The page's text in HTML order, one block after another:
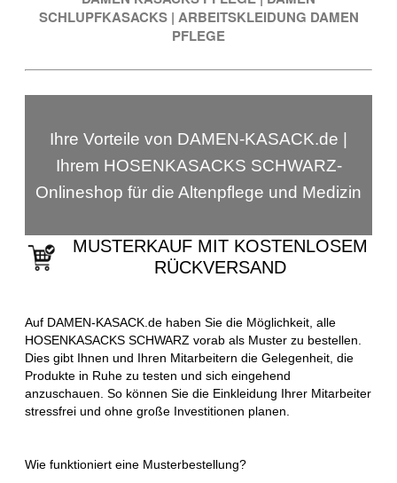
SCHLUPFKASACKS | ARBEITSKLEIDUNG DAMEN
PFLEGE
Ihre Vorteile von DAMEN-KASACK.de |
Ihrem HOSENKASACKS SCHWARZ-
Onlineshop für die Altenpflege und Medizin
MUSTERKAUF MIT KOSTENLOSEM
RÜCKVERSAND
Auf DAMEN-KASACK.de haben Sie die Möglichkeit, alle
HOSENKASACKS SCHWARZ vorab als Muster zu bestellen.
Dies gibt Ihnen und Ihren Mitarbeitern die Gelegenheit, die
Produkte in Ruhe zu testen und sich eingehend
anzuschauen. So können Sie die Einkleidung Ihrer Mitarbeiter
stressfrei und ohne große Investitionen planen.
Wie funktioniert eine Musterbestellung?